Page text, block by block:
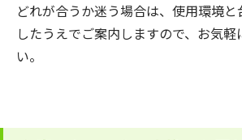
どれが合うか迷う場合は、使用環境
したうえでご案内しますので、お気軽
い。